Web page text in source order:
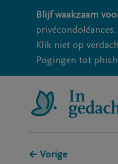
Blijf waakzaam
Klik niet op
Pogingen tot
← Vorige